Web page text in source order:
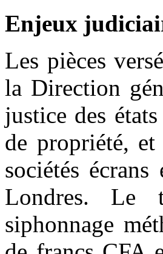
Enjeux
Les pièces
la Direction
justice des
de propriété,
sociétés
Londres. Le
siphonnage